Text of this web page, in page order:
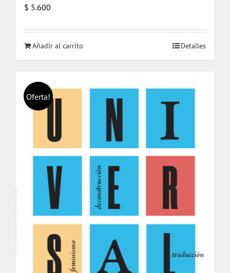
$ 5.600
Añadir al carrito Detalles
Oferta!